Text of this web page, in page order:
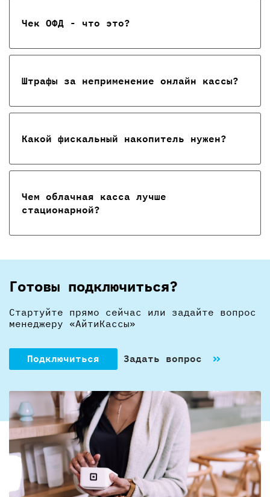
Чек ОФД - что это?
Штрафы за неприменение онлайн кассы?
Какой фискальный накопитель нужен?
Чем облачная касса лучше
стационарной?
Готовы подключиться?
Стартуйте прямо сейчас или задайте вопрос
менеджеру «АйтиКассы»
Подключиться Задать вопрос